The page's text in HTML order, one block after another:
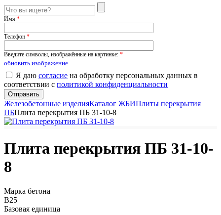
Имя *
Телефон *
Введите символы, изображённые на картинке: *
обновить изображение
Я даю согласие на обработку персональных данных в
соответствии с политикой конфиденциальности
Железобетонные изделияКаталог ЖБИПлиты перекрытия
ПБПлита перекрытия ПБ 31-10-8
Плита перекрытия ПБ 31-10-
8
Марка бетона
B25
Базовая единица